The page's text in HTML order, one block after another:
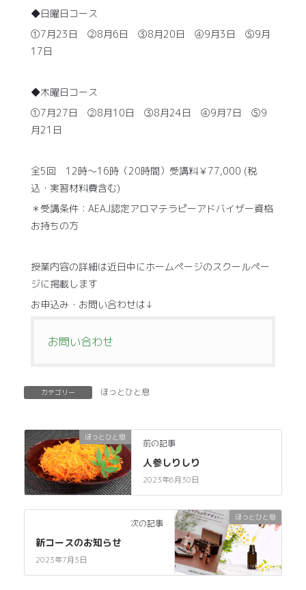
◆日曜日コース
①7月23日 ②8月6日 ③8月20日 ④9月3日 ⑤9月
17日
◆木曜日コース
①7月27日 ②8月10日 ③8月24日 ④9月7日 ⑤9
月21日
全5回 12時～16時（20時間）受講料￥77,000 (税
込・実習材料費含む)
＊受講条件：AEAJ認定アロマテラピーアドバイザー資格
お持ちの方
授業内容の詳細は近日中にホームページのスクールペー
ジに掲載します
お申込み・お問い合わせは↓
お問い合わせ
カテゴリー ほっとひと息
ほっとひと息
前の記事
人参しりしり
2023年6月30日
ほっとひと息
次の記事
新コースのお知らせ
2023年7月3日